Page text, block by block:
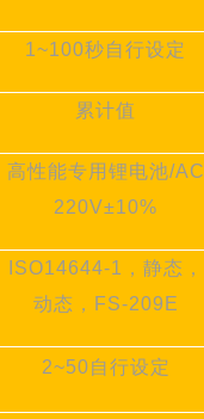
1~100秒自行设定
累计值
高性能专用锂电池/AC
220V±10%
ISO14644-1，静态，
动态 ， FS-209E
2~50自行设定